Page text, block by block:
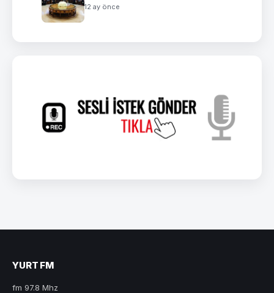
12 ay önce
YURT FM
fm 97.8 Mhz